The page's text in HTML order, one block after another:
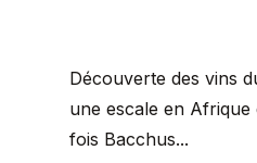
Découverte des vins
une escale en Afrique
fois Bacchus...